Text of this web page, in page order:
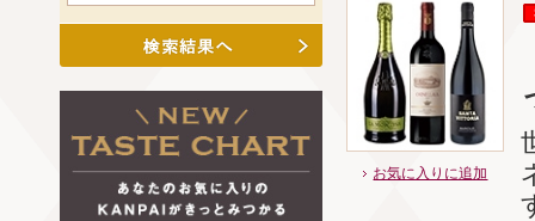
お気に入りに追加